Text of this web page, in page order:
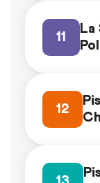
11
La
12